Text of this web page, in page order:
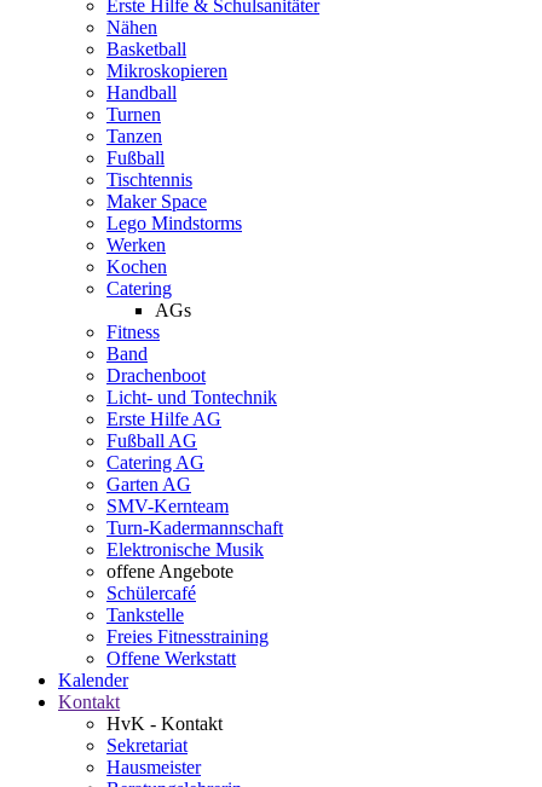
Erste Hilfe & Schulsanitäter
Nähen
Basketball
Mikroskopieren
Handball
Turnen
Tanzen
Fußball
Tischtennis
Maker Space
Lego Mindstorms
Werken
Kochen
Catering
AGs
Fitness
Band
Drachenboot
Licht- und Tontechnik
Erste Hilfe AG
Fußball AG
Catering AG
Garten AG
SMV-Kernteam
Turn-Kadermannschaft
Elektronische Musik
offene Angebote
Schülercafé
Tankstelle
Freies Fitnesstraining
Offene Werkstatt
Kalender
Kontakt
HvK - Kontakt
Sekretariat
Hausmeister